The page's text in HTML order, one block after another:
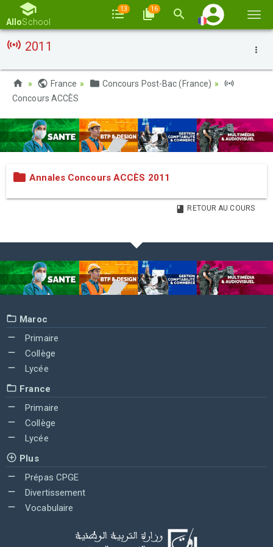
la
AlloSchool
13 16
2011
France
Concours Post-Bac (France)
Concours ACCÈS
Annales Concours ACCÈS 2011
RETOUR AU COURS
Maroc
Primaire
Collège
Lycée
France
Primaire
Collège
Lycée
Plus
Prépas CPGE
Divertissement
Vocabulaire